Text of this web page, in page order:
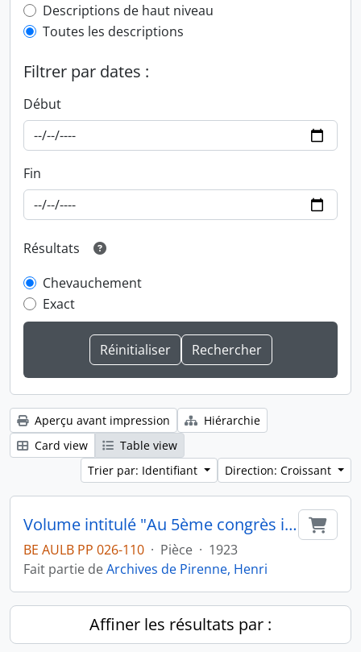
Top-level description filter
Descriptions de haut niveau
Toutes les descriptions
Filtrer par dates :
Début
Fin
Résultats
Chevauchement
Exact
Aperçu avant impression
Hiérarchie
Card view
Table view
Trier par: Identifiant
Direction: Croissant
Volume intitulé "Au 5ème congrès international d'Histoire : Bruxelles 1923"
BE AULB PP 026-110 · Pièce · 1923
Fait partie deArchives de Pirenne, Henri
Affiner les résultats par :